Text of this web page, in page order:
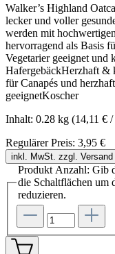
Walker’s Highland
lecker und voller
werden mit
hervorragend als Basis
Vegetarier geeignet und
HafergebäckHerzhaft &
für Canapés und
geeignetKoscher
Inhalt: 0.28 kg (14,11 €
Regulärer Preis: 3,95 €
inkl. MwSt. zzgl. Versand
Produkt Anzahl: Gib
die Schaltflächen um
reduzieren.